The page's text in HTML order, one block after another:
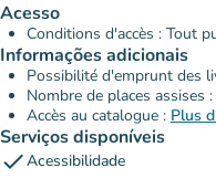
Acesso
Conditions d'accès : Tout
Informações adicionais
Possibilité d'emprunt des
Nombre de places assises
Accès au catalogue : Plus
Serviços disponíveis
checkAcessibilidade